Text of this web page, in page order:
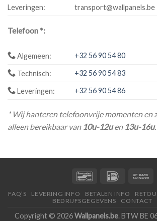
Leveringen:
transport@wallpanels.be
Telefoon *:
Algemeen: +32 56 90 54 80
Technisch: +32 56 90 54 83
Leveringen: +32 56 90 54 86
* Wij hanteren telefoonvrije momenten en
alleen bereikbaar van 10u-12uen 13u-16u.
FAQ’S LEVERING INFO BETALEN INFO
BEDRIJFSGEGEVENS
CONTACT
Copyright © 2026Wallpanels.be. BTW BE